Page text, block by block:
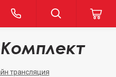
трансляция